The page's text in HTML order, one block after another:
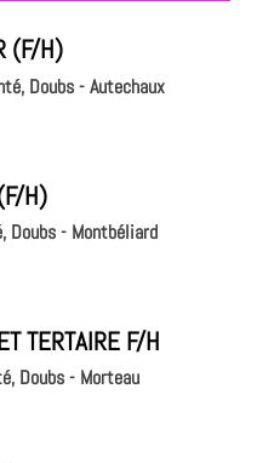
(F/H)
Doubs - Autechaux
H)
Doubs - Montbéliard
TERTAIRE F/H
Doubs - Morteau